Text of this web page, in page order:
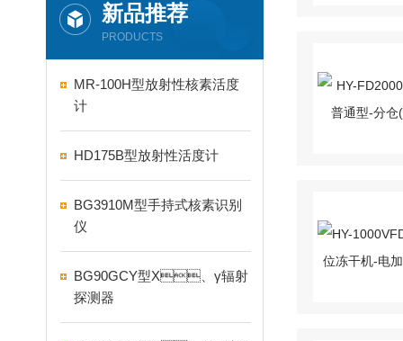
新品推荐
PRODUCTS
MR-100H型放射性核素活度
计
HD175B型放射性活度计
BG3910M型手持式核素识别
仪
BG90GCY型X、γ辐射
探测器